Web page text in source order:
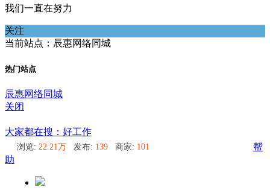
我们一直在努力
关注
当前站点：辰惠网络同城
热门站点
辰惠网络同城
关闭
大家都在搜：好工作
浏览: 22.21万 发布: 139 商家: 101
帮
助